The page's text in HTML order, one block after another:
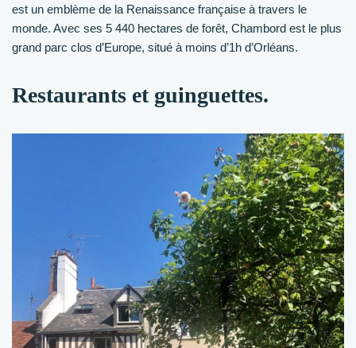
est un emblème de la Renaissance française à travers le
monde. Avec ses 5 440 hectares de forêt, Chambord est le plus
grand parc clos d’Europe, situé à moins d’1h d’Orléans.
Restaurants et guinguettes.